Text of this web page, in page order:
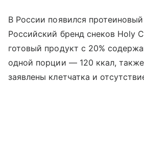
В России появился
Российский бренд снеков Holy
готовый продукт с 20%
одной порции — 120 ккал,
заявлены клетчатка и